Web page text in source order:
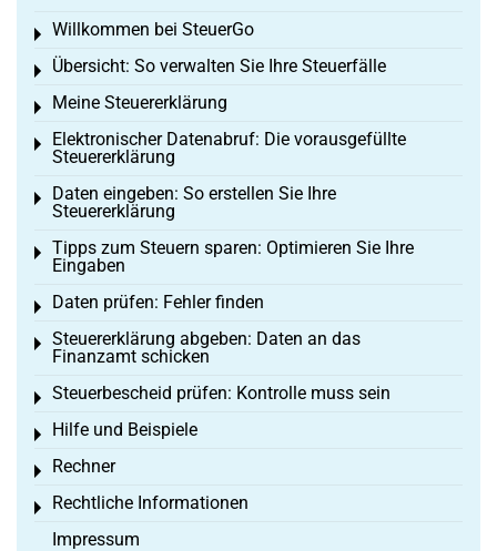
Willkommen bei SteuerGo
Toggle menu
Übersicht: So verwalten Sie Ihre Steuerfälle
Toggle menu
Meine Steuererklärung
Toggle menu
Elektronischer Datenabruf: Die vorausgefüllte
Steuererklärung
Toggle menu
Daten eingeben: So erstellen Sie Ihre
Steuererklärung
Toggle menu
Tipps zum Steuern sparen: Optimieren Sie Ihre
Eingaben
Toggle menu
Daten prüfen: Fehler finden
Toggle menu
Steuererklärung abgeben: Daten an das
Finanzamt schicken
Toggle menu
Steuerbescheid prüfen: Kontrolle muss sein
Toggle menu
Hilfe und Beispiele
Toggle menu
Rechner
Toggle menu
Rechtliche Informationen
Toggle menu
Impressum